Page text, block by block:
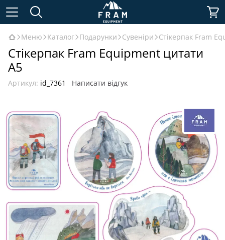
Меню Каталог Подарунки Сувеніри Стікерпак Fram
Стікерпак Fram Equipment цитати
А5
Артикул: id_7361 Написати відгук